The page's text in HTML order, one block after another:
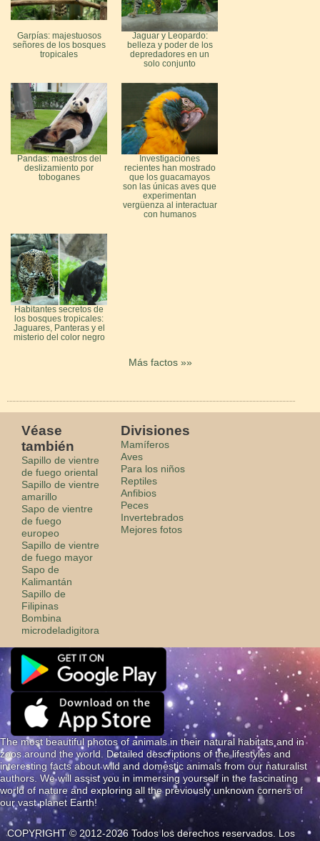
Garpías: majestuosos
señores de los bosques
tropicales
Jaguar y Leopardo:
belleza y poder de los
depredadores en un
solo conjunto
Pandas: maestros del
deslizamiento por
toboganes
Investigaciones
recientes han mostrado
que los guacamayos
son las únicas aves que
experimentan
vergüenza al interactuar
con humanos
Habitantes secretos de
los bosques tropicales:
Jaguares, Panteras y el
misterio del color negro
Más factos »»
Véase
también
Sapillo de vientre
de fuego oriental
Sapillo de vientre
amarillo
Sapo de vientre
de fuego
europeo
Sapillo de vientre
de fuego mayor
Sapo de
Kalimantán
Sapillo de
Filipinas
Bombina
microdeladigitora
Divisiones
Mamíferos
Aves
Para los niños
Reptiles
Anfibios
Peces
Invertebrados
Mejores fotos
The most beautiful photos of animals in their natural habitats and in
zoos around the world. Detailed descriptions of the lifestyles and
interesting facts about wild and domestic animals from our naturalist
authors. We will assist you in immersing yourself in the fascinating
world of nature and exploring all the previously unknown corners of
our vast planet Earth!
COPYRIGHT © 2012-2026 Todos los derechos reservados. Los